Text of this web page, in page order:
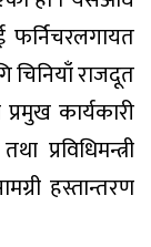
फर्निचरलगायत
चिनियाँ राजदूत
प्रमुख कार्यकारी
प्रविधिमन्त्री
हस्तान्तरण